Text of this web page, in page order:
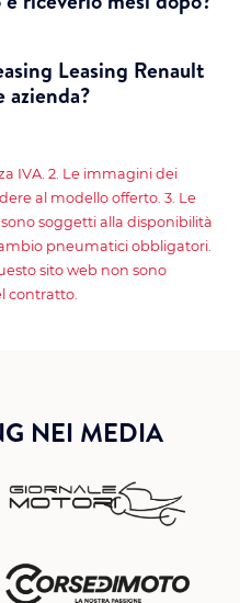
Leasing Renault
azienda?
IVA. 2. Le immagini dei
al modello offerto. 3. Le
soggetti alla disponibilità
pneumatici obbligatori.
sito web non sono
contratto.
NEI MEDIA